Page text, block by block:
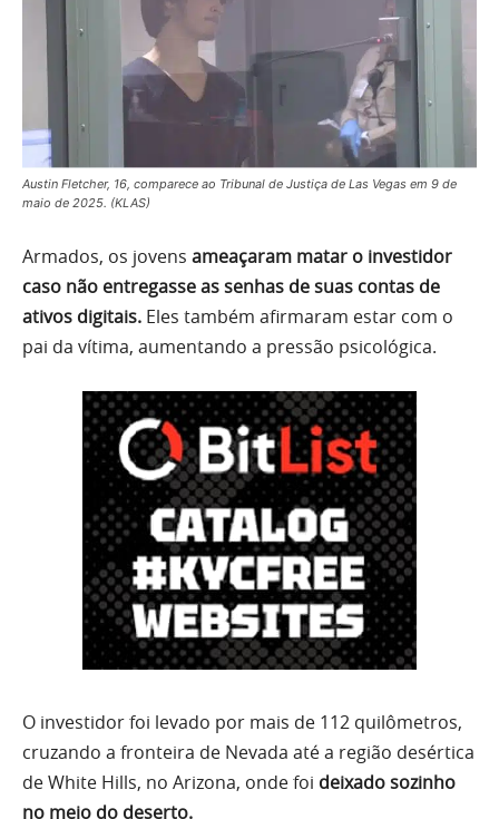
Austin Fletcher, 16, comparece ao Tribunal de Justiça de Las Vegas em 9 de
maio de 2025. (KLAS)
Armados, os jovens ameaçaram matar o investidor
caso não entregasse as senhas de suas contas de
ativos digitais. Eles também afirmaram estar com o
pai da vítima, aumentando a pressão psicológica.
O investidor foi levado por mais de 112 quilômetros,
cruzando a fronteira de Nevada até a região desértica
de White Hills, no Arizona, onde foi deixado sozinho
no meio do deserto.